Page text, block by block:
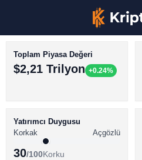
BİTCOİN HABERLERİ
ALTCOİN HABERLERİ
Toplam Piyasa Değeri
$2,21 Trilyon +0.24%
Yatırımcı Duygusu
Korkak
Açgözlü
30/100Korku